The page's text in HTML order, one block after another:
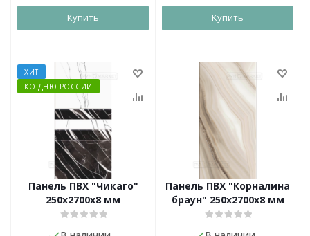
Купить Купить
ХИТ
КО ДНЮ РОССИИ
Панель ПВХ "Чикаго"
250х2700х8 мм
Панель ПВХ "Корналина
браун" 250х2700х8 мм